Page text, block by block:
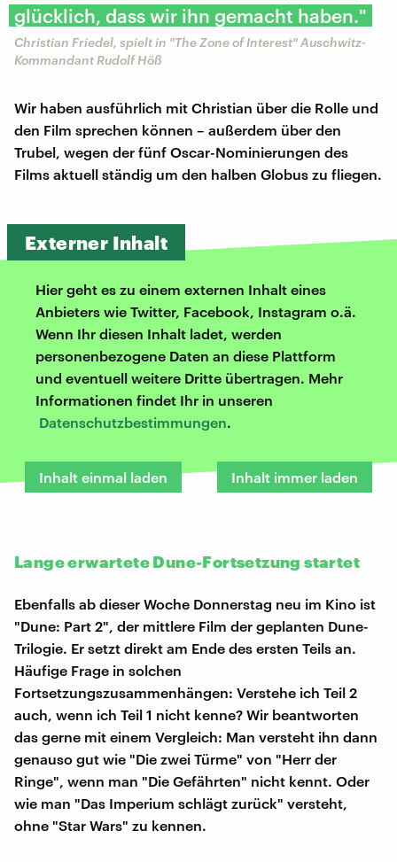
glücklich, dass wir ihn gemacht haben."
Christian Friedel, spielt in "The Zone of Interest" Auschwitz-
Kommandant Rudolf Höß
Wir haben ausführlich mit Christian über die Rolle und
den Film sprechen können – außerdem über den
Trubel, wegen der fünf Oscar-Nominierungen des
Films aktuell ständig um den halben Globus zu fliegen.
Externer Inhalt
Hier geht es zu einem externen Inhalt eines
Anbieters wie Twitter, Facebook, Instagram o.ä.
Wenn Ihr diesen Inhalt ladet, werden
personenbezogene Daten an diese Plattform
und eventuell weitere Dritte übertragen. Mehr
Informationen findet Ihr in unseren
Datenschutzbestimmungen.
Inhalt einmal laden Inhalt immer laden
Lange erwartete Dune-Fortsetzung startet
Ebenfalls ab dieser Woche Donnerstag neu im Kino ist
"Dune: Part 2", der mittlere Film der geplanten Dune-
Trilogie. Er setzt direkt am Ende des ersten Teils an.
Häufige Frage in solchen
Fortsetzungszusammenhängen: Verstehe ich Teil 2
auch, wenn ich Teil 1 nicht kenne? Wir beantworten
das gerne mit einem Vergleich: Man versteht ihn dann
genauso gut wie "Die zwei Türme" von "Herr der
Ringe", wenn man "Die Gefährten" nicht kennt. Oder
wie man "Das Imperium schlägt zurück" versteht,
ohne "Star Wars" zu kennen.